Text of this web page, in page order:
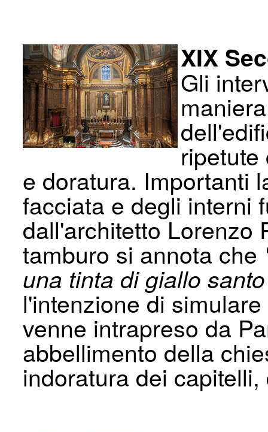
XIX
Gli
e doratura. Importanti
facciata e degli interni
dall'architetto Lorenzo
tamburo si annota che
una tinta di giallo
l'intenzione di
venne intrapreso da
abbellimento della
indoratura dei